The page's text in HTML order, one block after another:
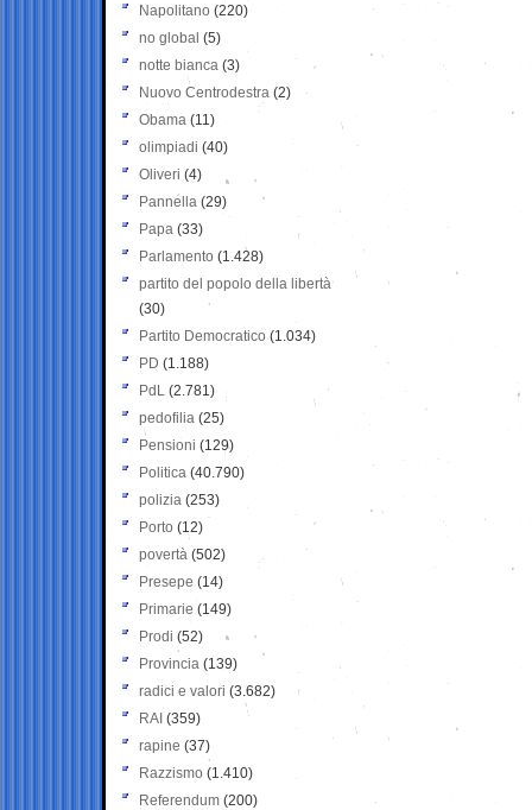
Napolitano (220)
no global (5)
notte bianca (3)
Nuovo Centrodestra (2)
Obama (11)
olimpiadi (40)
Oliveri (4)
Pannella (29)
Papa (33)
Parlamento (1.428)
partito del popolo della libertà
(30)
Partito Democratico (1.034)
PD (1.188)
PdL (2.781)
pedofilia (25)
Pensioni (129)
Politica (40.790)
polizia (253)
Porto (12)
povertà (502)
Presepe (14)
Primarie (149)
Prodi (52)
Provincia (139)
radici e valori (3.682)
RAI (359)
rapine (37)
Razzismo (1.410)
Referendum (200)